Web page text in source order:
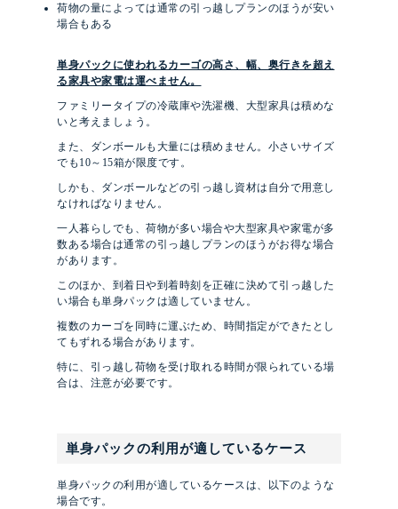
荷物の量によっては通常の引っ越しプランのほうが安い
場合もある
単身パックに使われるカーゴの高さ、幅、奥行きを超え
る家具や家電は運べません。
ファミリータイプの冷蔵庫や洗濯機、大型家具は積めな
いと考えましょう。
また、ダンボールも大量には積めません。小さいサイズ
でも10～15箱が限度です。
しかも、ダンボールなどの引っ越し資材は自分で用意し
なければなりません。
一人暮らしでも、荷物が多い場合や大型家具や家電が多
数ある場合は通常の引っ越しプランのほうがお得な場合
があります。
このほか、到着日や到着時刻を正確に決めて引っ越した
い場合も単身パックは適していません。
複数のカーゴを同時に運ぶため、時間指定ができたとし
てもずれる場合があります。
特に、引っ越し荷物を受け取れる時間が限られている場
合は、注意が必要です。
単身パックの利用が適しているケース
単身パックの利用が適しているケースは、以下のような
場合です。